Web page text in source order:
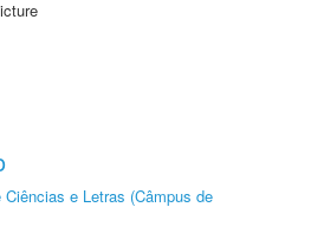
Ciências e Letras (Câmpus de